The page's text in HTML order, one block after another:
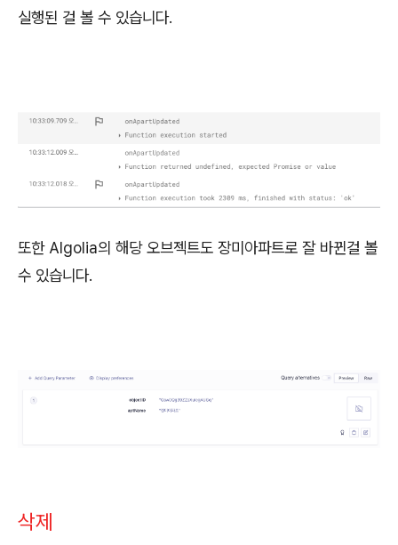
실행된 걸 볼 수 있습니다.
또한 Algolia의 해당 오브젝트도 장미아파트로 잘 바뀐걸 볼
수 있습니다.
삭제